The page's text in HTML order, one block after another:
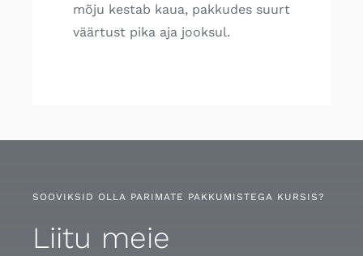
mõju kestab kaua, pakkudes suurt
väärtust pika aja jooksul.
SOOVIKSID OLLA PARIMATE PAKKUMISTEGA KURSIS?
Liitu meie